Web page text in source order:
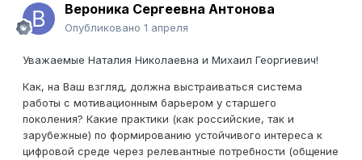
Вероника Сергеевна Антонова
Опубликовано 1 апреля
Уважаемые Наталия Николаевна и Михаил Георгиевич!
Как, на Ваш взгляд, должна выстраиваться система
работы с мотивационным барьером у старшего
поколения? Какие практики (как российские, так и
зарубежные) по формированию устойчивого интереса к
цифровой среде через релевантные потребности (общение